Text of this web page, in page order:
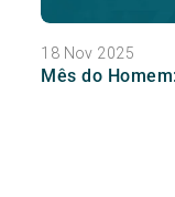
18 Nov 2025
Mês do